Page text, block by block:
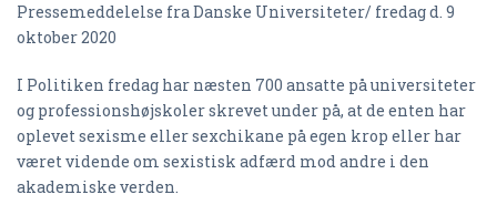
Pressemeddelelse fra Danske Universiteter/ fredag d. 9
oktober 2020
I Politiken fredag har næsten 700 ansatte på universiteter
og professionshøjskoler skrevet under på, at de enten har
oplevet sexisme eller sexchikane på egen krop eller har
været vidende om sexistisk adfærd mod andre i den
akademiske verden.